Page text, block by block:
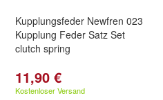
Kupplungsfeder Newfren 023
Kupplung Feder Satz Set
clutch spring
11,90 €
Kostenloser Versand